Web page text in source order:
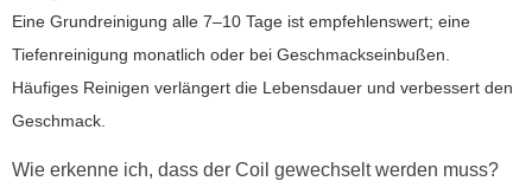
Eine Grundreinigung alle 7–10 Tage ist empfehlenswert; eine
Tiefenreinigung monatlich oder bei Geschmackseinbußen.
Häufiges Reinigen verlängert die Lebensdauer und verbessert den
Geschmack.
Wie erkenne ich, dass der Coil gewechselt werden muss?